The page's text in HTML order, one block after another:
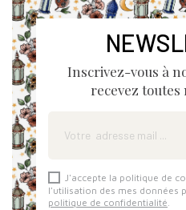
Inscrivez-vous à
recevez toutes
J'accepte la politique de
l'utilisation des mes données
politique de confidentialité.